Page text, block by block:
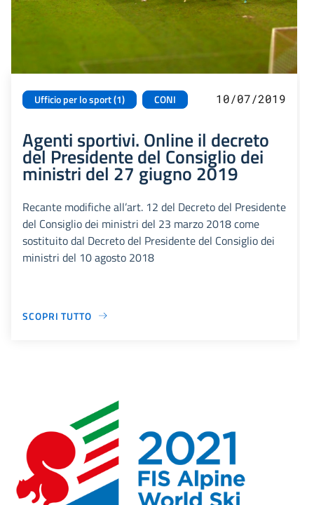
Ufficio per lo sport (1) CONI 10/07/2019
Agenti sportivi. Online il decreto
del Presidente del Consiglio dei
ministri del 27 giugno 2019
Recante modifiche all’art. 12 del Decreto del Presidente
del Consiglio dei ministri del 23 marzo 2018 come
sostituito dal Decreto del Presidente del Consiglio dei
ministri del 10 agosto 2018
SCOPRI TUTTO